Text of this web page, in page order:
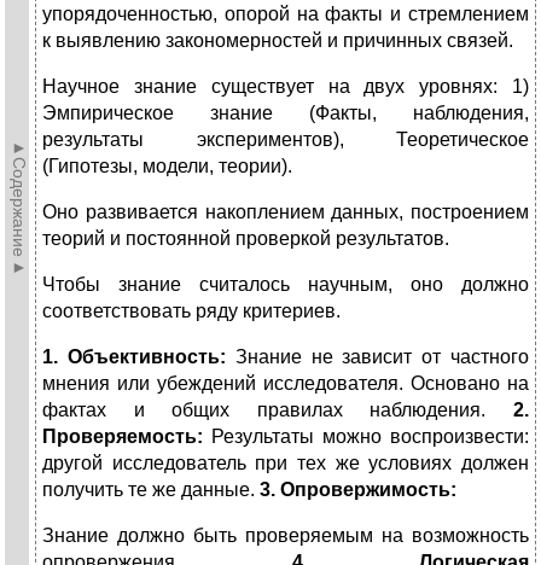
►Содержание►
упорядоченностью, опорой на факты и стремлением
к выявлению закономерностей и причинных связей.
Научное знание существует на двух уровнях: 1)
Эмпирическое знание (Факты, наблюдения,
результаты экспериментов), Теоретическое
(Гипотезы, модели, теории).
Оно развивается накоплением данных, построением
теорий и постоянной проверкой результатов.
Чтобы знание считалось научным, оно должно
соответствовать ряду критериев.
1. Объективность: Знание не зависит от частного
мнения или убеждений исследователя. Основано на
фактах и общих правилах наблюдения.
2.
Проверяемость: Результаты можно воспроизвести:
другой исследователь при тех же условиях должен
получить те же данные. 3. Опровержимость:
Знание должно быть проверяемым на возможность